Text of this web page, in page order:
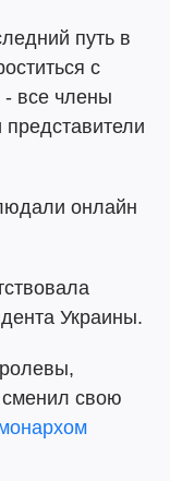
путь в
с
- все члены
онлайн
Украины.
сменил свою